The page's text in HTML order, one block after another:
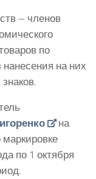
– членов
по
на них
на
по 1 октября